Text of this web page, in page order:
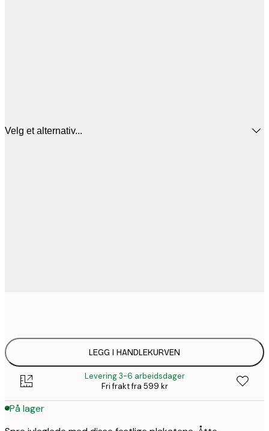
Velg et alternativ...
LEGG I HANDLEKURVEN
Levering 3-6 arbeidsdager
Fri frakt fra 599 kr
På lager